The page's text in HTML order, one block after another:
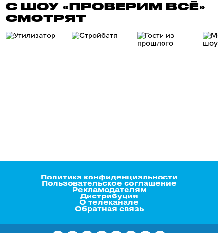
С ШОУ «ПРОВЕРИМ ВСЁ»
СМОТРЯТ
Политика конфиденциальности
Пользовательское соглашение
Рекламодателям
Дистрибуция
О телеканале
Обратная связь